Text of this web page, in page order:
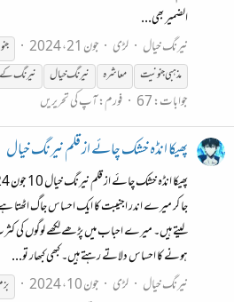
الضمیر بھی...
نیرنگ خیال
لڑی جون 21، 2024
مذہبی جنونیت
معاشرہ نیرنگخیال نیرنگکے
جوابات: 67 فورم:آپ کی تحریریں
پھیکا انڈہ خشک چائے از قلم نیرنگ خیال
جا کر میرے اندر اجنیبت کا ایک احساس جاگ اٹھتا
لیتے ہیں۔ میرے احباب میں پڑھے لکھے لوگوں کی
ہونے کا احساس دلاتے رہتے ہیں۔ کبھی کبھار تو...
نیرنگ خیال
لڑی جون 10، 2024